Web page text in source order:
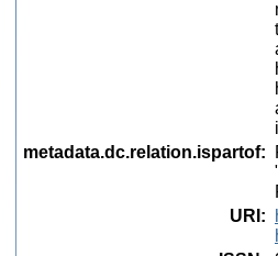
metadata.dc.relation.ispartof:
URI :